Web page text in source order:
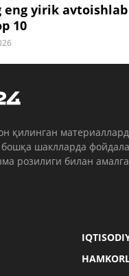
eng yirik
10
қилинган
шаклларда
розилиги билан